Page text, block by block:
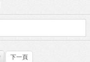
下一頁